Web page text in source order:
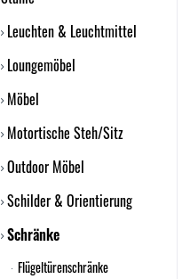
Leuchten & Leuchtmittel
Loungemöbel
Möbel
Motortische Steh/Sitz
Outdoor Möbel
Schilder & Orientierung
Schränke
Flügeltürenschränke